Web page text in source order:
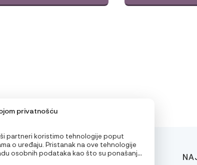
privatnošću
partneri koristimo tehnologije poput
o uređaju. Pristanak na ove tehnologije
osobnih podataka kao što su ponašanje
PODRŠKA